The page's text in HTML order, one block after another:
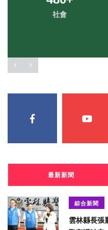
社會
最新新聞
綜合新聞
雲林縣長張